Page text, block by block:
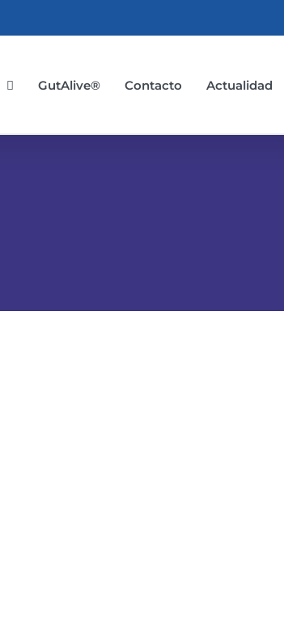
GutAlive® Contacto Actualidad